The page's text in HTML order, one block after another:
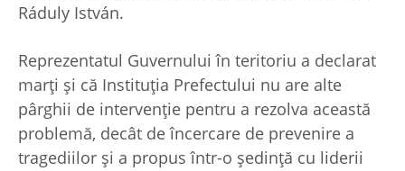
Ráduly István.
Reprezentatul Guvernului în teritoriu a declarat
marți și că Instituția Prefectului nu are alte
pârghii de intervenție pentru a rezolva această
problemă, decât de încercare de prevenire a
tragediilor și a propus într-o ședință cu liderii